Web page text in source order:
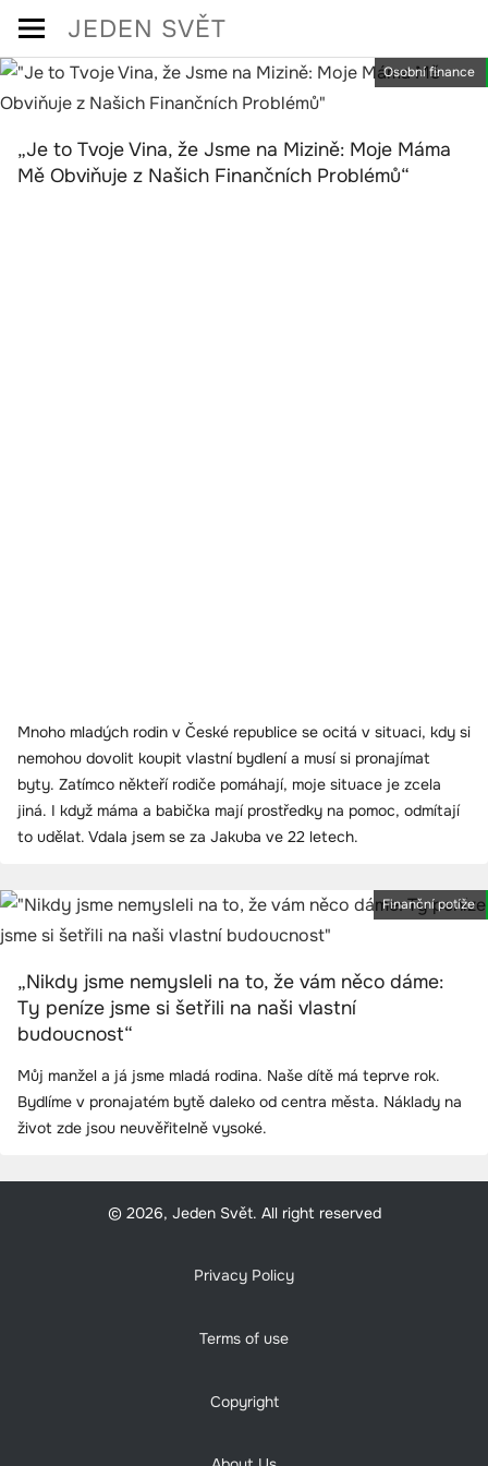
Skip
content
JEDEN SVĚT
Osobní finance
„Je to Tvoje Vina, že Jsme na Mizině: Moje Máma
Mě Obviňuje z Našich Finančních Problémů“
Mnoho mladých rodin v České republice se ocitá v situaci, kdy si
nemohou dovolit koupit vlastní bydlení a musí si pronajímat
byty. Zatímco někteří rodiče pomáhají, moje situace je zcela
jiná. I když máma a babička mají prostředky na pomoc, odmítají
to udělat. Vdala jsem se za Jakuba ve 22 letech.
Finanční potíže
„Nikdy jsme nemysleli na to, že vám něco dáme:
Ty peníze jsme si šetřili na naši vlastní
budoucnost“
Můj manžel a já jsme mladá rodina. Naše dítě má teprve rok.
Bydlíme v pronajatém bytě daleko od centra města. Náklady na
život zde jsou neuvěřitelně vysoké.
© 2026, Jeden Svět. All right reserved
Privacy Policy
Terms of use
Copyright